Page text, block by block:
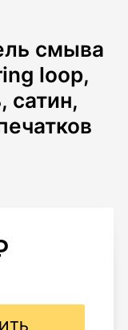
смыва
loop,
сатин,